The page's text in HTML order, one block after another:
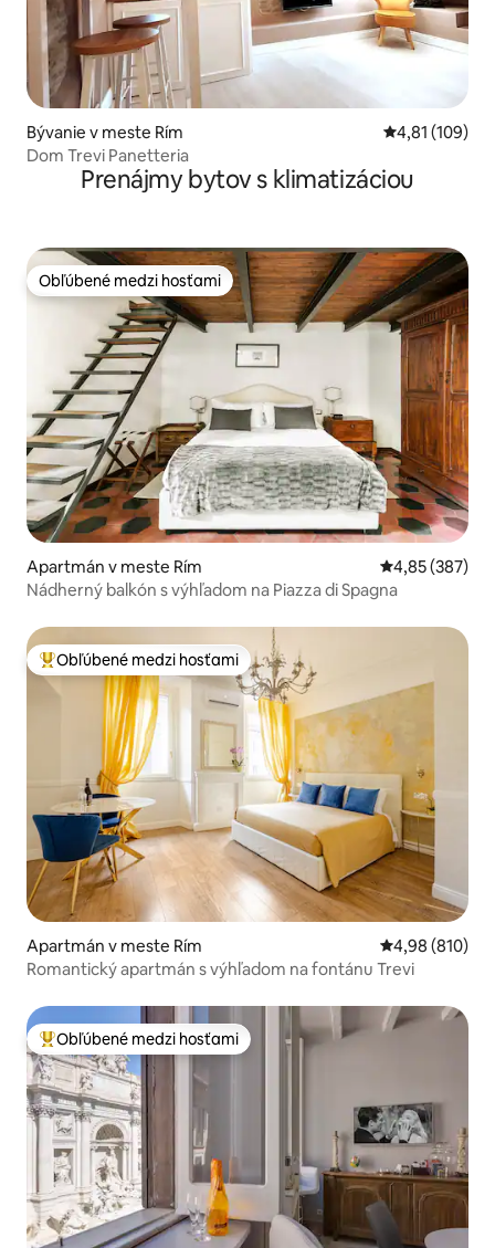
Bývanie v meste Rím Priemerné
4,81 (109)
Dom Trevi Panetteria
Prenájmy bytov s klimatizáciou
Obľúbené medzi hosťami
Obľúbené medzi hosťami
Apartmán v meste Rím Priemerné
4,85 (387)
Nádherný balkón s výhľadom na Piazza di Spagna
Najobľúbenejšie medzi hosťami
Obľúbené medzi hosťami
Apartmán v meste Rím Priemerné
4,98 (810)
Romantický apartmán s výhľadom na fontánu Trevi
Najobľúbenejšie medzi hosťami
Obľúbené medzi hosťami